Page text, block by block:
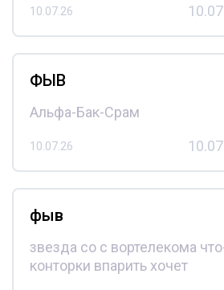
10.07.26
ФЫВ
Альфа-Бак-Срам
10.07.26
фыв
звезда со с вортелекома
конторки впарить хочет